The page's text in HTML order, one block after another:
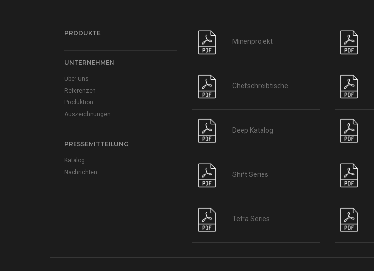
PRODUKTE
UNTERNEHMEN
Über Uns
Referenzen
Produktion
Auszeichnungen
PRESSEMITTEILUNG
Katalog
Nachrichten
Minenprojekt
Chefschreibtische
Deep Katalog
Shift Series
Tetra Series